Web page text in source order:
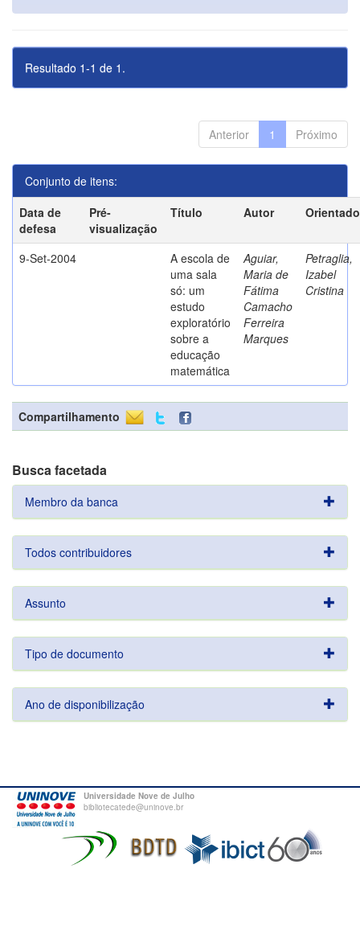
Resultado 1-1 de 1.
Anterior 1 Próximo
Conjunto de itens:
Data de
defesa
Pré-
visualização
Título Autor
9-Set-2004
A escola de
uma sala
só: um
estudo
exploratório
sobre a
educação
matemática
Aguiar,
Maria de
Fátima
Camacho
Ferreira
Marques
Petraglia,
Izabel
Cristina
Compartilhamento
Busca facetada
Membro da banca
Todos contribuidores
Assunto
Tipo de documento
Ano de disponibilização
Universidade Nove de Julho
bibliotecatede@uninove.br